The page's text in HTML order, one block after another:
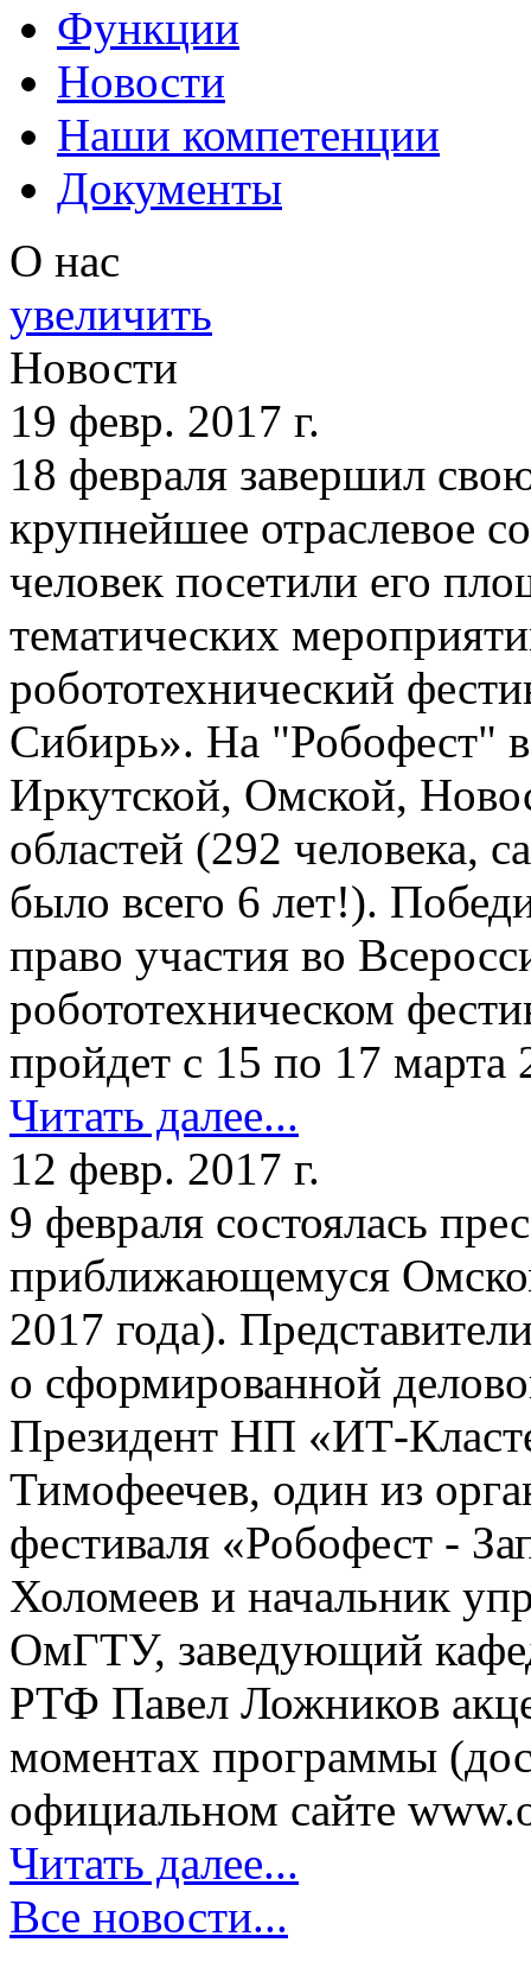
Функции
Новости
Наши компетенции
Документы
О нас
увеличить
Новости
19 февр. 2017 г.
18 февраля завершил
крупнейшее отраслевое
человек посетили его
тематических
робототехнический
Сибирь». На "Робофест"
Иркутской, Омской,
областей (292 человека,
было всего 6 лет!).
право участия во
робототехническом
пройдет с 15 по 17 марта
Читать далее...
12 февр. 2017 г.
9 февраля состоялась
приближающемуся
2017 года).
о сформированной
Президент НП «ИТ-
Тимофеечев, один из
фестиваля «Робофест -
Холомеев и начальник
ОмГТУ, заведующий
РТФ Павел Ложников
моментах программы
официальном сайте
Читать далее...
Все новости...